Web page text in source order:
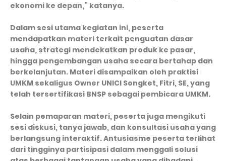
ekonomi ke depan,” katanya.
Dalam sesi utama kegiatan ini, peserta
mendapatkan materi terkait penguatan dasar
usaha, strategi mendekatkan produk ke pasar,
hingga pengembangan usaha secara bertahap dan
berkelanjutan. Materi disampaikan oleh praktisi
UMKM sekaligus Owner UNICI Songket, Fitri, SE, yang
telah tersertifikasi BNSP sebagai pembicara UMKM.
Selain pemaparan materi, peserta juga mengikuti
sesi diskusi, tanya jawab, dan konsultasi usaha yang
berlangsung interaktif. Antusiasme peserta terlihat
dari tingginya partisipasi dalam menggali solusi